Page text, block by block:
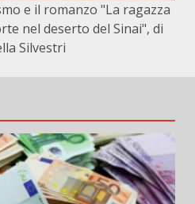
e il romanzo "La ragazza
nel deserto del Sinai", di
Silvestri